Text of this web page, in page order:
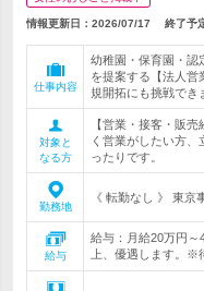
情報更新日：2026/07/17 終了予
仕事内容
幼稚園・保育園・認
を提案する【法人営
規開拓にも挑戦でき
対象と
なる方
【営業・接客・販
く営業がしたい方
ったりです。
勤務地
《 転勤なし 》 東
給与
給与：月給20万円
上、優遇します。※